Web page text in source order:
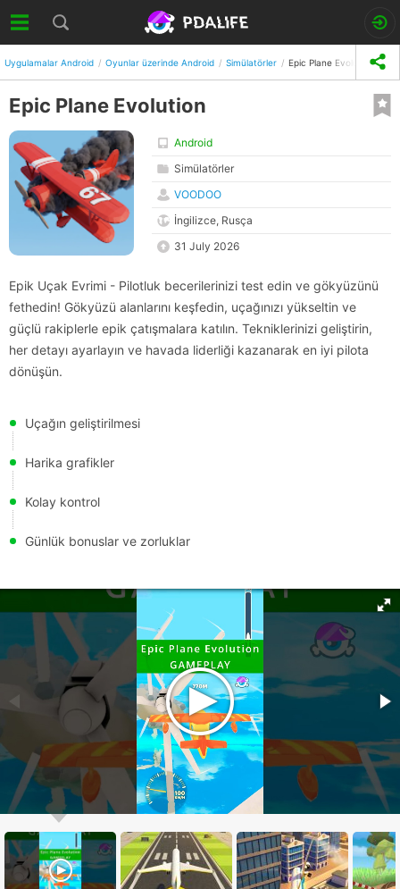
Uygulamalar Android Oyunlar üzerinde Android Simülatörler Epic Plane Evolution
Epic Plane Evolution
Android
Simülatörler
VOODOO
İngilizce, Rusça
31 July 2026
Epik Uçak Evrimi - Pilotluk becerilerinizi test edin ve gökyüzünü
fethedin! Gökyüzü alanlarını keşfedin, uçağınızı yükseltin ve
güçlü rakiplerle epik çatışmalara katılın. Tekniklerinizi geliştirin,
her detayı ayarlayın ve havada liderliği kazanarak en iyi pilota
dönüşün.
Uçağın geliştirilmesi
Harika grafikler
Kolay kontrol
Günlük bonuslar ve zorluklar